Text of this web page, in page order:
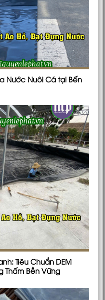
Nước Nuôi Cá tại Bến
Tiêu Chuẩn DEM
Thấm Bền Vững